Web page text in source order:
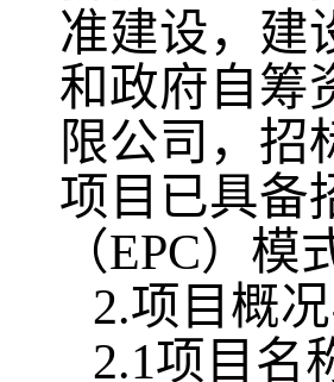
准建设，建
和政府自筹
限公司，招
项目已具备
（EPC）
2.项目概
2.1项目名